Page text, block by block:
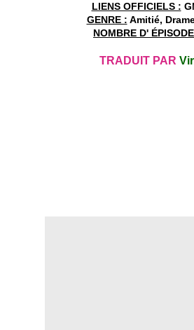
LIENS OFFICIELS :
GENRE : Amitié,
NOMBRE D'
TRADUIT PAR